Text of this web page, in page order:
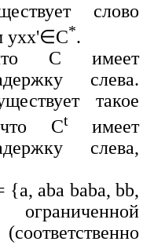
слово
yxx'∈C*.
C имеет
слева.
такое
Ctимеет
слева,
{a, aba baba, bb,